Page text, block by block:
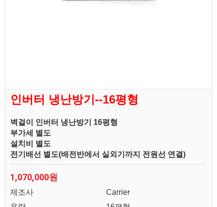
인버터 냉난방기--16평형
벽걸이 인버터 냉난방기 16평형
부가세 별도
설치비 별도
전기배선 별도(배전반에서 실외기까지 전원선 연결)
1,070,000원
제조사
Carrier